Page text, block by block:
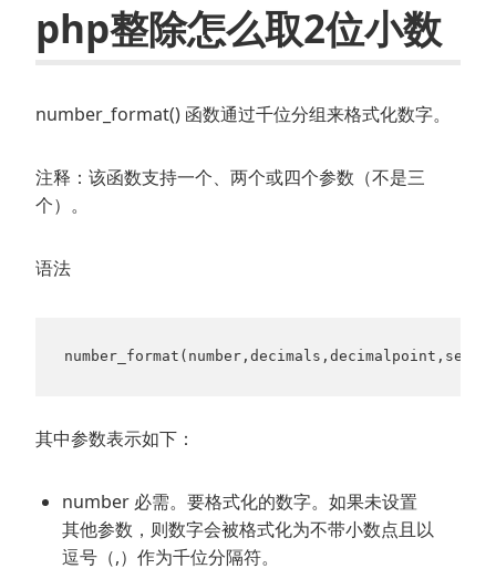
php整除怎么取2位小数
number_format() 函数通过千位分组来格式化数字。
注释：该函数支持一个、两个或四个参数（不是三
个）。
语法
其中参数表示如下：
number 必需。要格式化的数字。如果未设置
其他参数，则数字会被格式化为不带小数点且以
逗号（,）作为千位分隔符。